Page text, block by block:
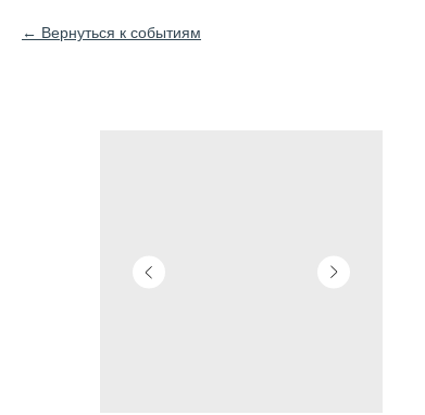
Вернуться к событиям